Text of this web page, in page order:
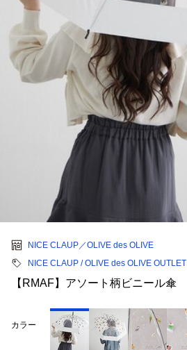
NICE CLAUP／OLIVE des OLIVE
NICE CLAUP / OLIVE des OLIVE OUTLET
【RMAF】アソート柄ビニール傘
カラー